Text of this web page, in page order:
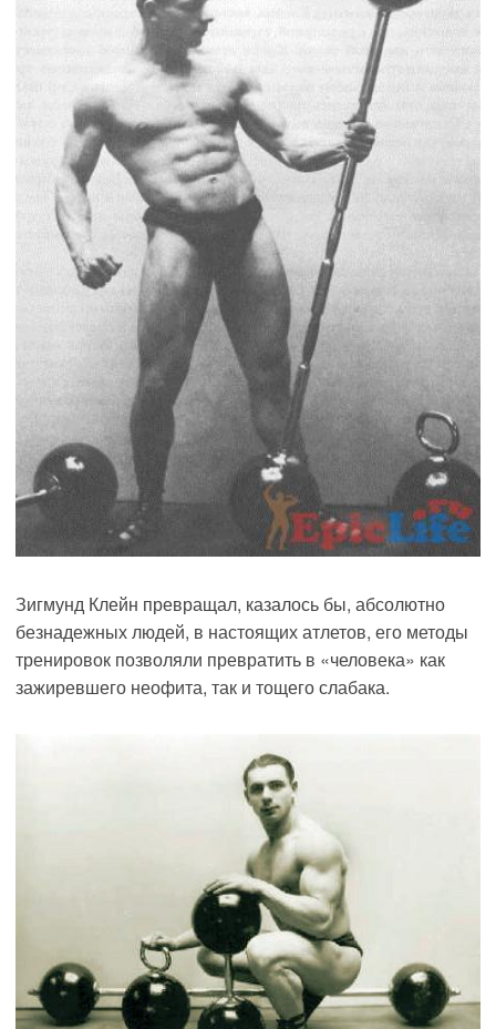
Зигмунд Клейн превращал, казалось бы, абсолютно
безнадежных людей, в настоящих атлетов, его методы
тренировок позволяли превратить в «человека» как
зажиревшего неофита, так и тощего слабака.